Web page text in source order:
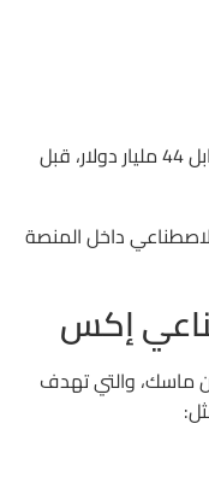
اشترى ماسك منصة تويتر عام 2022 مقابل 44 مليار دولار، قبل
داخل المنصة
إكس
ماسك، والتي تهدف